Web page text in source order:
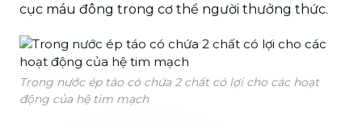
cục máu đông trong cơ thể người thưởng thức.
Trong nước ép táo có chứa 2 chất có lợi cho các hoạt
động của hệ tim mạch